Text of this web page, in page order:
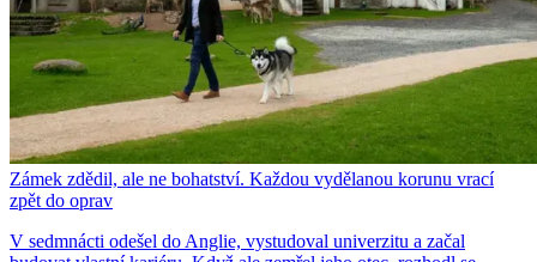
Zámek zdědil, ale ne bohatství. Každou vydělanou korunu vrací
zpět do oprav
V sedmnácti odešel do Anglie, vystudoval univerzitu a začal